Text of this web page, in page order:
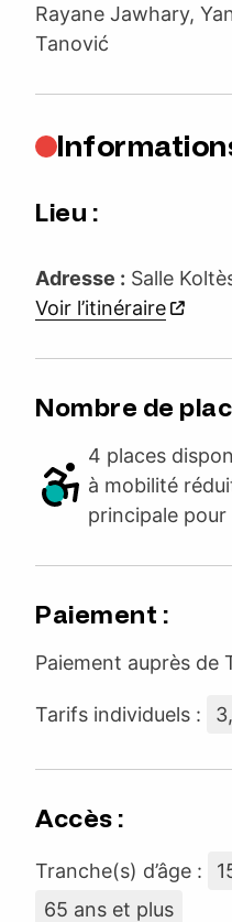
Rayane Jawhary,
Tanović
Lieu :
Adresse : Salle
Voir l’itinéraire
Nombre de
4 places
à mobilité
principale
Paiement :
Paiement auprès de
Tarifs individuels :
Accès :
Tranche(s) d’âge :
65 ans et plus